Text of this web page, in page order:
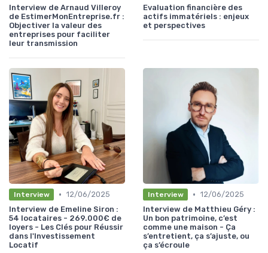
Interview de Arnaud Villeroy
de EstimerMonEntreprise.fr :
Objectiver la valeur des
entreprises pour faciliter
leur transmission
Evaluation financière des
actifs immatériels : enjeux
et perspectives
Interview • 12/06/2025
Interview de Emeline Siron :
54 locataires - 269.000€ de
loyers - Les Clés pour Réussir
dans l'Investissement
Locatif
Interview • 12/06/2025
Interview de Matthieu Géry :
Un bon patrimoine, c’est
comme une maison - Ça
s’entretient, ça s’ajuste, ou
ça s’écroule